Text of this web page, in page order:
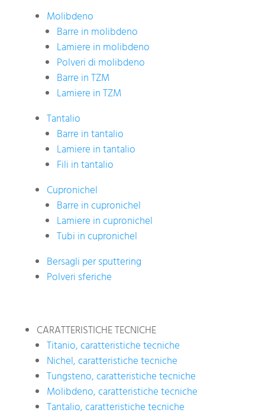
Molibdeno
Barre in molibdeno
Lamiere in molibdeno
Polveri di molibdeno
Barre in TZM
Lamiere in TZM
Tantalio
Barre in tantalio
Lamiere in tantalio
Fili in tantalio
Cupronichel
Barre in cupronichel
Lamiere in cupronichel
Tubi in cupronichel
Bersagli per sputtering
Polveri sferiche
CARATTERISTICHE TECNICHE
Titanio, caratteristiche tecniche
Nichel, caratteristiche tecniche
Tungsteno, caratteristiche tecniche
Molibdeno, caratteristiche tecniche
Tantalio, caratteristiche tecniche